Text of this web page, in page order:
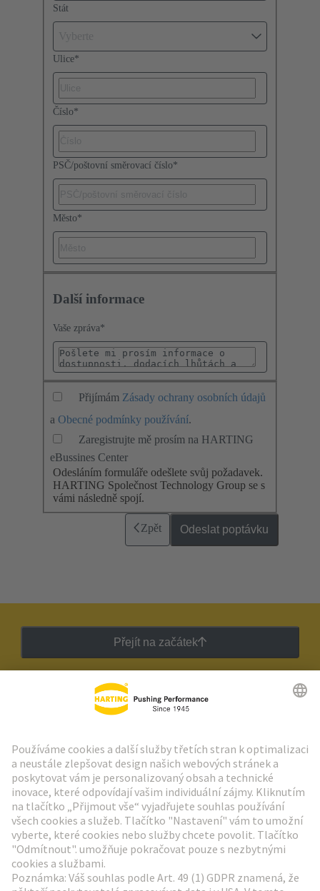
Stát
Ulice*
Číslo*
PSČ/poštovní směrovací číslo*
Město*
Další informace
Vaše zpráva*
Přijímám Zásady ochrany osobních údajů
a Obecné podmínky používání.
Zaregistrujte mě prosím na HARTING
eBussines Center
Odesláním formuláře odešlete svůj požadavek.
HARTING Společnost Technology Group se s
vámi následně spojí.
Zpět Odeslat poptávku
Přejít na začátek
Zpravodaj HARTING
Přejít na registraci
Social Media